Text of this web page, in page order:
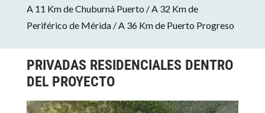
A 11 Km de Chuburná Puerto / A 32 Km de
Periférico de Mérida / A 36 Km de Puerto Progreso
PRIVADAS RESIDENCIALES DENTRO
DEL PROYECTO